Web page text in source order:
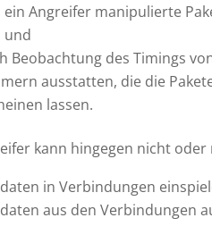
ein Angreifer manipulierte
und
Beobachtung des Timings
ausstatten, die die
lassen.
kann hingegen nicht
in Verbindungen
aus den Verbindungen